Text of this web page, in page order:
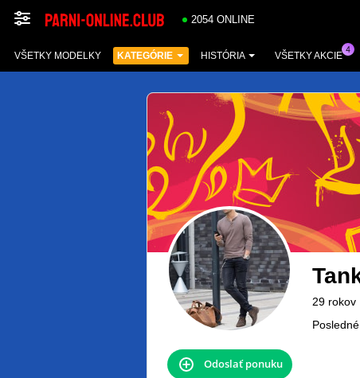
2054 ONLINE
VŠETKY MODELKY KATEGÓRIE HISTÓRIA VŠETKY AKCIE
29 rokov
Odoslať ponuku